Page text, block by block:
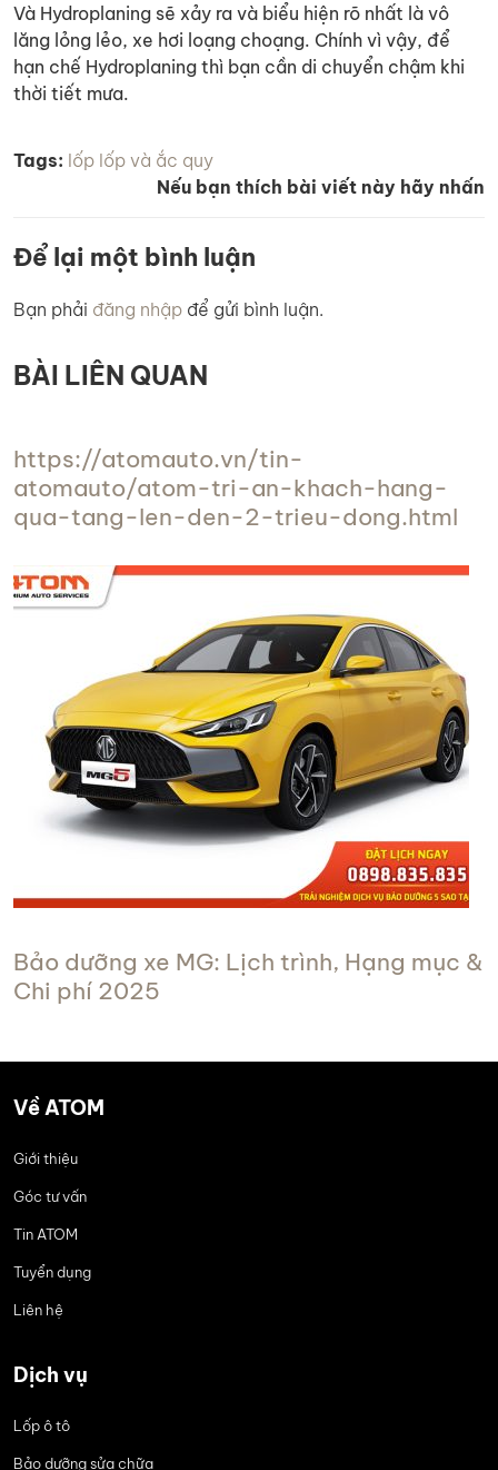
Và Hydroplaning sẽ xảy ra và biểu hiện rõ nhất là vô
lăng lỏng lẻo, xe hơi loạng choạng. Chính vì vậy, để
hạn chế Hydroplaning thì bạn cần di chuyển chậm khi
thời tiết mưa.
Tags: lốp lốp và ắc quy
Nếu bạn thích bài viết này hãy nhấn
Để lại một bình luận
Bạn phải đăng nhập để gửi bình luận.
BÀI LIÊN QUAN
https://atomauto.vn/tin-
atomauto/atom-tri-an-khach-hang-
qua-tang-len-den-2-trieu-dong.html
Bảo dưỡng xe MG: Lịch trình, Hạng mục &
Chi phí 2025
Về ATOM
Giới thiệu
Góc tư vấn
Tin ATOM
Tuyển dụng
Liên hệ
Dịch vụ
Lốp ô tô
Bảo dưỡng sửa chữa